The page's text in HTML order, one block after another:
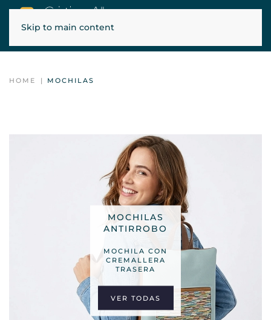
Skip to main content
HOME MOCHILAS
MOCHILAS
ANTIRROBO
MOCHILA CON
CREMALLERA
TRASERA
VER TODAS